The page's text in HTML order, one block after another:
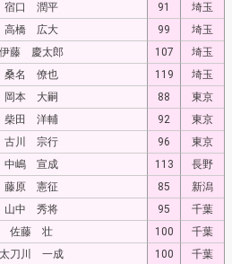
宿口 潤平
91
埼玉
高橋 広大
99
埼玉
伊藤 慶太郎
107
埼玉
桑名 僚也
119
埼玉
岡本 大嗣
88
東京
柴田 洋輔
92
東京
古川 宗行
96
東京
中嶋 宣成
113
長野
藤原 憲征
85 新潟
山中 秀将 95
千葉
佐藤 壮
100
千葉
太刀川 一成
100
千葉